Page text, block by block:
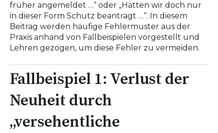
früher angemeldet …“ oder „Hätten wir doch nur
in dieser Form Schutz beantragt …“. In diesem
Beitrag werden häufige Fehlermuster aus der
Praxis anhand von Fallbeispielen vorgestellt und
Lehren gezogen, um diese Fehler zu vermeiden.
Fallbeispiel 1: Verlust der
Neuheit durch
„versehentliche